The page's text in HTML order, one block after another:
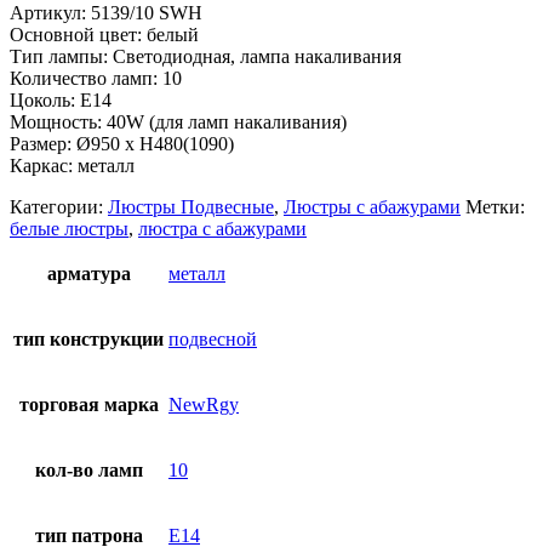
Артикул: 5139/10 SWH
Основной цвет: белый
Тип лампы: Светодиодная, лампа накаливания
Количество ламп: 10
Цоколь: E14
Мощность: 40W (для ламп накаливания)
Размер: Ø950 x H480(1090)
Каркас: металл
Категории: Люстры Подвесные, Люстры с абажурами Метки:
белые люстры, люстра с абажурами
арматура металл
тип конструкции подвесной
торговая марка NewRgy
кол-во ламп 10
тип патрона E14